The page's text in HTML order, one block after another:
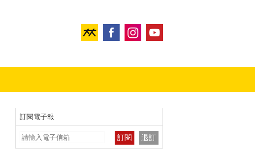
訂閱電子報
訂閱 退訂